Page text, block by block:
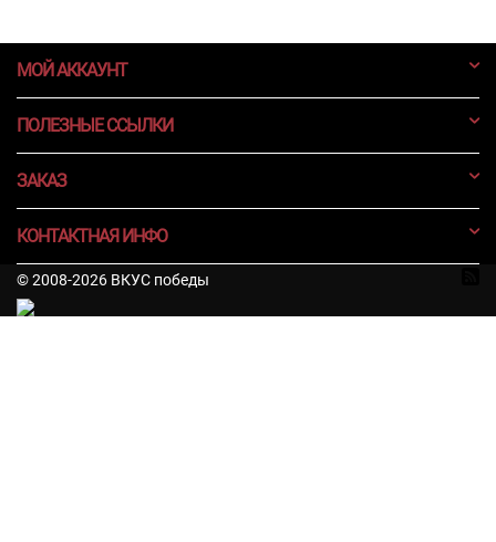
МОЙ АККАУНТ
ПОЛЕЗНЫЕ ССЫЛКИ
ЗАКАЗ
КОНТАКТНАЯ ИНФО
© 2008-2026 ВКУС победы